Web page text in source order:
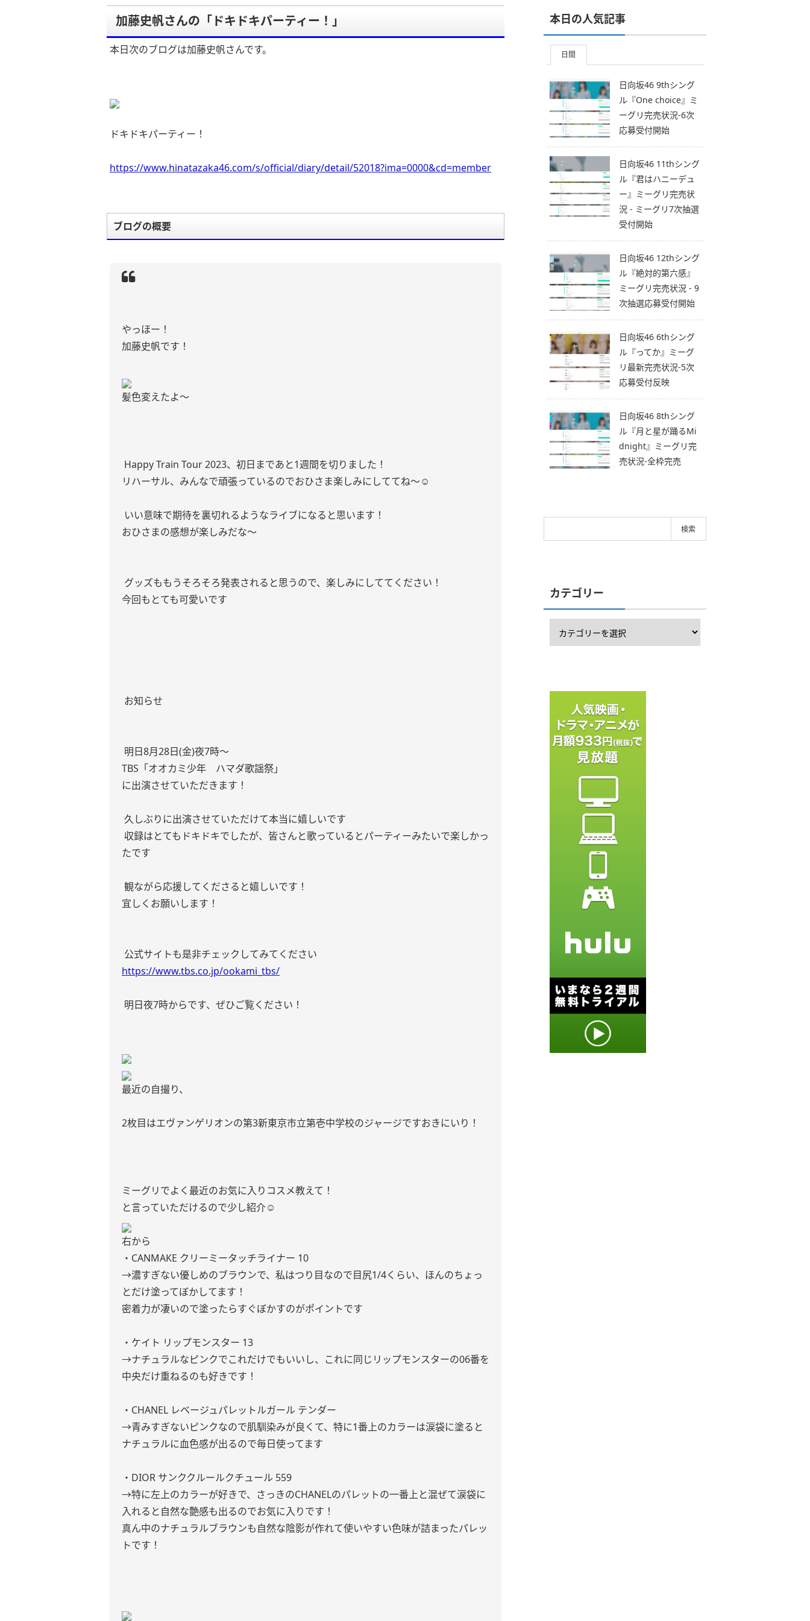
加藤史帆さんの「ドキドキパーティー！」
本日次のブログは加藤史帆さんです。
ドキドキパーティー！
https://www.hinatazaka46.com/s/official/diary/detail/52018?ima=0000&cd=member
ブログの概要
やっほー！
加藤史帆です！
髪色変えたよ〜
Happy Train Tour 2023、初日まであと1週間を切りました！
リハーサル、みんなで頑張っているのでおひさま楽しみにしててね〜☺️
いい意味で期待を裏切れるようなライブになると思います！
おひさまの感想が楽しみだな〜
グッズももうそろそろ発表されると思うので、楽しみにしててください！
今回もとても可愛いです
お知らせ
明日8月28日(金)夜7時〜
TBS「オオカミ少年 ハマダ歌謡祭」
に出演させていただきます！
久しぶりに出演させていただけて本当に嬉しいです
収録はとてもドキドキでしたが、皆さんと歌っているとパーティーみたいで楽しかっ
たです
観ながら応援してくださると嬉しいです！
宜しくお願いします！
公式サイトも是非チェックしてみてください
https://www.tbs.co.jp/ookami_tbs/
明日夜7時からです、ぜひご覧ください！
最近の自撮り、
2枚目はエヴァンゲリオンの第3新東京市立第壱中学校のジャージですおきにいり！
ミーグリでよく最近のお気に入りコスメ教えて！
と言っていただけるので少し紹介☺︎
右から
・CANMAKE クリーミータッチライナー 10
→濃すぎない優しめのブラウンで、私はつり目なので目尻1/4くらい、ほんのちょっ
とだけ塗ってぼかしてます！
密着力が凄いので塗ったらすぐぼかすのがポイントです
・ケイト リップモンスター 13
→ナチュラルなピンクでこれだけでもいいし、これに同じリップモンスターの06番を
中央だけ重ねるのも好きです！
・CHANEL レベージュパレットルガール テンダー
→青みすぎないピンクなので肌馴染みが良くて、特に1番上のカラーは涙袋に塗ると
ナチュラルに血色感が出るので毎日使ってます
・DIOR サンククルールクチュール 559
→特に左上のカラーが好きで、さっきのCHANELのパレットの一番上と混ぜて涙袋に
入れると自然な艶感も出るのでお気に入りです！
真ん中のナチュラルブラウンも自然な陰影が作れて使いやすい色味が詰まったパレッ
トです！
本日の人気記事
日間
日向坂46 9thシング
ル『One choice』ミ
ーグリ完売状況-6次
応募受付開始
日向坂46 11thシング
ル『君はハニーデュ
ー』ミーグリ完売状
況 - ミーグリ7次抽選
受付開始
日向坂46 12thシング
ル『絶対的第六感』
ミーグリ完売状況 - 9
次抽選応募受付開始
日向坂46 6thシング
ル『ってか』ミーグ
リ最新完売状況-5次
応募受付反映
日向坂46 8thシング
ル『月と星が踊るMi
dnight』ミーグリ完
売状況-全枠完売
カテゴリー